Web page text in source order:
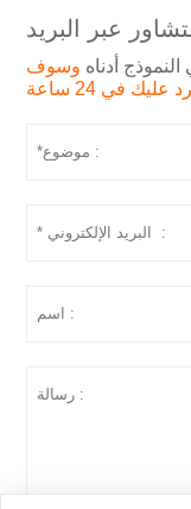
عبر البريد
أدناه وسوف
عليك في 24 ساعة